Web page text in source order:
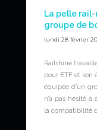
La pelle rail-
groupe de
lundi 28 février
Railshine
pour ETF et son
équipée d’un
n’a pas hésité
la compatibilité